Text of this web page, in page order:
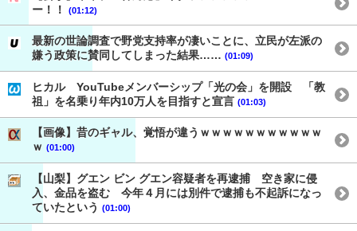
ー！！
(01:12)
最新の世論調査で野党支持率が凄いことに、立民が左派の
嫌う政策に賛同してしまった結果…… (01:09)
ヒカル YouTubeメンバーシップ「光の会」を開設 「教
祖」を名乗り年内10万人を目指すと宣言 (01:03)
【画像】昔のギャル、覚悟が違うｗｗｗｗｗｗｗｗｗｗｗ
ｗ (01:00)
【山梨】グエン ビン グエン容疑者を再逮捕 空き家に侵
入、金品を盗む 今年４月には別件で逮捕も不起訴になっ
ていたという (01:00)